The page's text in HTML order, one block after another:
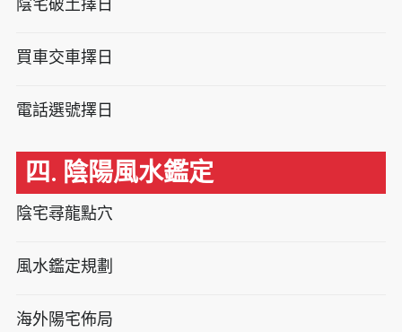
陰宅破土擇日
買車交車擇日
電話選號擇日
四. 陰陽風水鑑定
陰宅尋龍點穴
風水鑑定規劃
海外陽宅佈局